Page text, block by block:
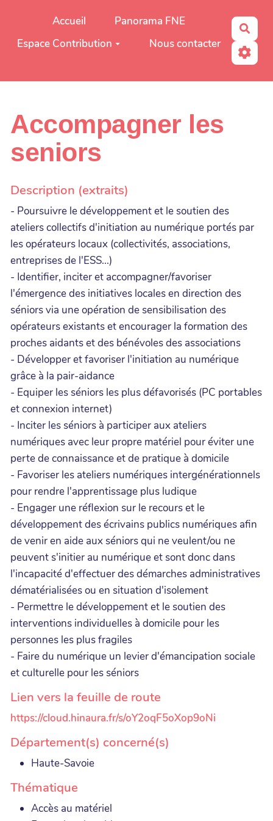
Aller au contenu principal
Accueil
Panorama FNE
Espace Contribution
Nous contacter
Accompagner les
seniors
Description (extraits)
- Poursuivre le développement et le soutien des
ateliers collectifs d'initiation au numérique portés par
les opérateurs locaux (collectivités, associations,
entreprises de l'ESS...)
- Identifier, inciter et accompagner/favoriser
l'émergence des initiatives locales en direction des
séniors via une opération de sensibilisation des
opérateurs existants et encourager la formation des
proches aidants et des bénévoles des associations
- Développer et favoriser l'initiation au numérique
grâce à la pair-aidance
- Equiper les séniors les plus défavorisés (PC portables
et connexion internet)
- Inciter les séniors à participer aux ateliers
numériques avec leur propre matériel pour éviter une
perte de connaissance et de pratique à domicile
- Favoriser les ateliers numériques intergénérationnels
pour rendre l'apprentissage plus ludique
- Engager une réflexion sur le recours et le
développement des écrivains publics numériques afin
de venir en aide aux séniors qui ne veulent/ou ne
peuvent s'initier au numérique et sont donc dans
l'incapacité d'effectuer des démarches administratives
dématérialisées ou en situation d'isolement
- Permettre le développement et le soutien des
interventions individuelles à domicile pour les
personnes les plus fragiles
- Faire du numérique un levier d'émancipation sociale
et culturelle pour les séniors
Lien vers la feuille de route
https://cloud.hinaura.fr/s/oY2oqF5oXop9oNi
Département(s) concerné(s)
Haute-Savoie
Thématique
Accès au matériel